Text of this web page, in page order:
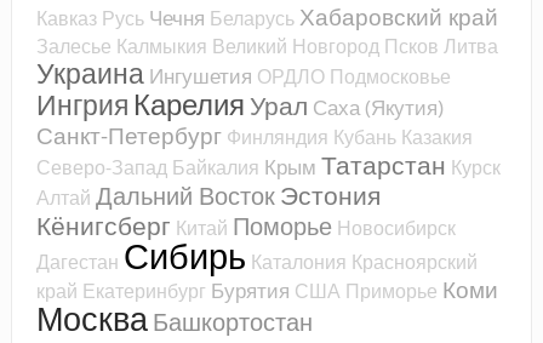
Кавказ Русь Чечня Беларусь Хабаровский край
Залесье Калмыкия Великий Новгород Псков Литва
Украина Ингушетия ОРДЛО Подмосковье
Ингрия Карелия Урал Саха (Якутия)
Санкт-Петербург Финляндия Кубань Казакия
Северо-Запад Байкалия Крым Татарстан Курск
Алтай Дальний ВостокЭстония
Кёнигсберг Китай Поморье Новосибирск
Дагестан Сибирь Каталония Красноярский
край Екатеринбург Бурятия США Приморье Коми
МоскваБашкортостан